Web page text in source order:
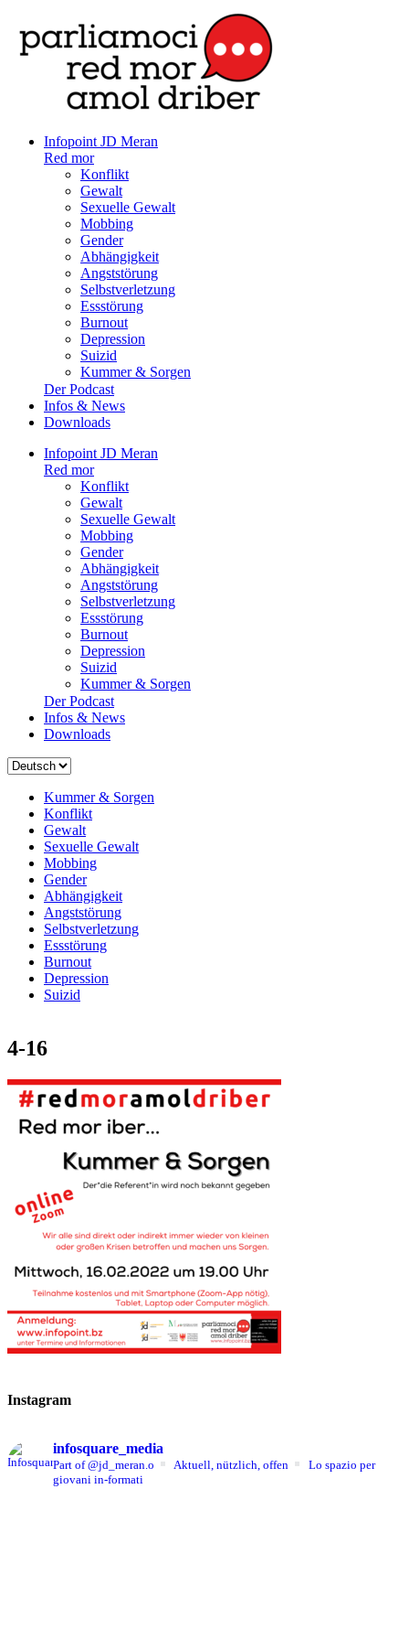
Infopoint JD Meran
Red mor
Konflikt
Gewalt
Sexuelle Gewalt
Mobbing
Gender
Abhängigkeit
Angststörung
Selbstverletzung
Essstörung
Burnout
Depression
Suizid
Kummer & Sorgen
Der Podcast
Infos & News
Downloads
Infopoint JD Meran
Red mor
Konflikt
Gewalt
Sexuelle Gewalt
Mobbing
Gender
Abhängigkeit
Angststörung
Selbstverletzung
Essstörung
Burnout
Depression
Suizid
Kummer & Sorgen
Der Podcast
Infos & News
Downloads
Sprache
Kummer & Sorgen
Konflikt
Gewalt
Sexuelle Gewalt
Mobbing
Gender
Abhängigkeit
Angststörung
Selbstverletzung
Essstörung
Burnout
Depression
Suizid
4-16
Instagram
infosquare_media
Part of @jd_meran.o Aktuell, nützlich, offen
Lo spazio per
giovani in-formati